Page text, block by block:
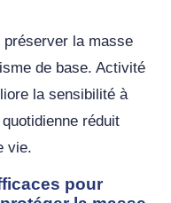
préserver la masse
de base. Activité
la sensibilité à
réduit
vie.
pour